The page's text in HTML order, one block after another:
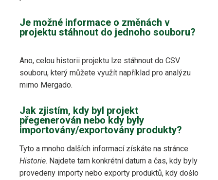
Je možné informace o změnách v
projektu stáhnout do jednoho souboru?
Ano, celou historii projektu lze stáhnout do CSV
souboru, který můžete využít například pro analýzu
mimo Mergado.
Jak zjistím, kdy byl projekt
přegenerován nebo kdy byly
importovány/exportovány produkty?
Tyto a mnoho dalších informací získáte na stránce
Historie. Najdete tam konkrétní datum a čas, kdy byly
provedeny importy nebo exporty produktů, kdy došlo